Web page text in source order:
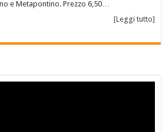
e Metapontino. Prezzo 6,50…
[Leggi tutto]